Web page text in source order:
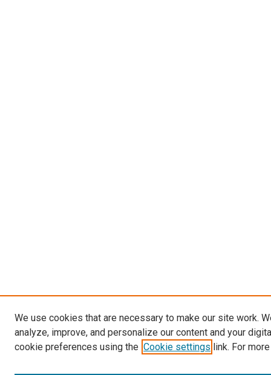
We use cookies that are necessary to make our site work.
analyze, improve, and personalize our content and your
cookie preferences using the Cookie settings link. For